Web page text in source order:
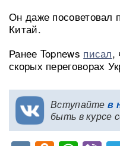
Он даже посоветовал
Китай.
Ранее Topnews писал,
скорых переговорах
Вступайте в
быть в курсе